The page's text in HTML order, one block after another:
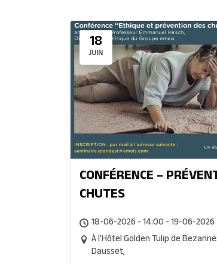
18
JUIN
CONFÉRENCE –
CHUTES
18-06-2026 - 14:00 - 19-06-2026
À l’Hôtel Golden Tulip de
Dausset,